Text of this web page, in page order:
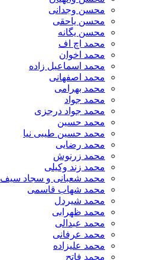
محسن وجدانی
محسن یاحقی
محسن یگانه
محمد اچ اف
محمد اخوان
محمد اسماعیل زاده
محمد اصفهانی
محمد بهرامی
محمد جواد
محمد جواد درجزی
محمد حسین
محمد حسین طیبی نیا
محمد رضایی
محمد زرنوش
محمد زند وکیلی
محمد شعبانی و سجاد سیف
محمد شهاب قاسمی
​محمد شیردل
محمد ظهرابی
محمد عبدالی
محمد عرفانی
محمد علیزاده
محمد فاتح